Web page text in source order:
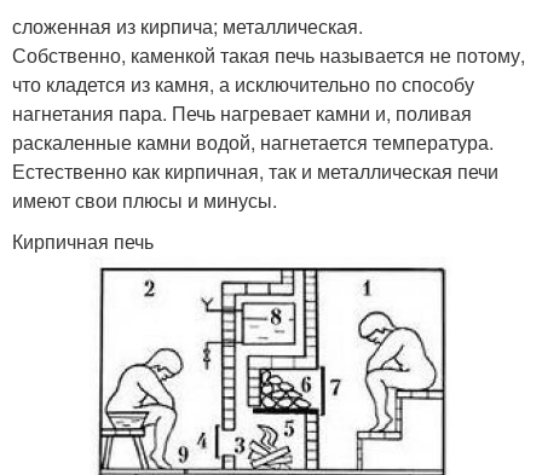
сложенная из кирпича; металлическая.
Собственно, каменкой такая печь называется не потому,
что кладется из камня, а исключительно по способу
нагнетания пара. Печь нагревает камни и, поливая
раскаленные камни водой, нагнетается температура.
Естественно как кирпичная, так и металлическая печи
имеют свои плюсы и минусы.
Кирпичная печь